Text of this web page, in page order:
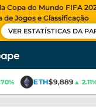
Copa do Mundo FIFA
de Jogos e Classificação
VER ESTATÍSTICAS DA
ETH$9,889 ▲